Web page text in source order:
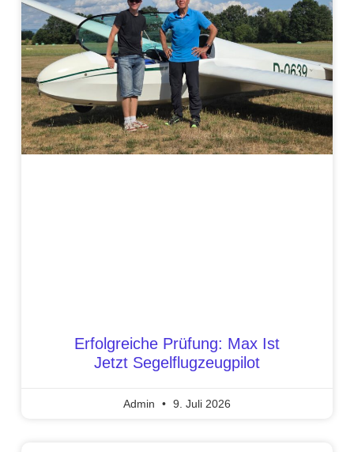
Erfolgreiche Prüfung: Max Ist
Jetzt Segelflugzeugpilot
Admin 9. Juli 2026